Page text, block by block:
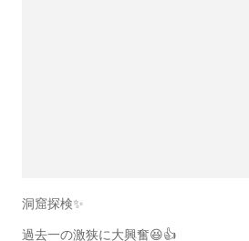
洞窟探検✨
過去一の激狭に大興奮😆👍